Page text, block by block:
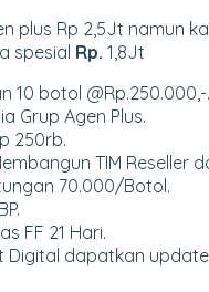
plus Rp 2,5Jt namun
spesial Rp. 1,8Jt
10 botol @Rp.250.000,-.
Grup Agen Plus.
250rb.
TIM Reseller
70.000/Botol.
FF 21 Hari.
Digital dapatkan